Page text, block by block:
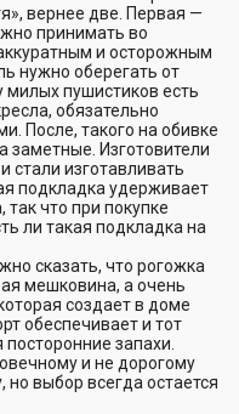
вернее две. Первая —
принимать во
и осторожным
нужно оберегать от
милых пушистиков есть
обязательно
После, такого на обивке
заметные. Изготовители
стали изготавливать
подкладка удерживает
так что при покупке
ли такая подкладка на
сказать, что рогожка
мешковина, а очень
создает в доме
обеспечивает и тот
запахи.
и не дорогому
но выбор всегда остается